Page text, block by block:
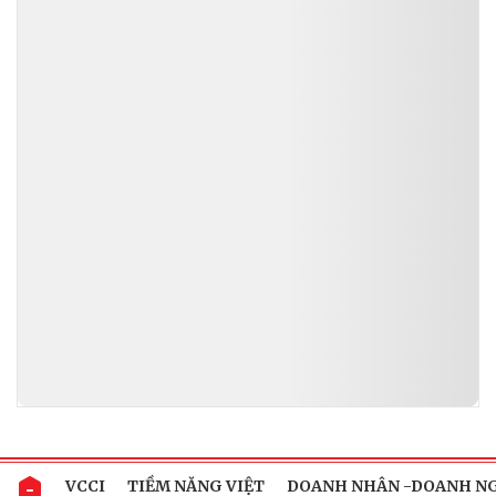
VCCI TIỀM NĂNG VIỆT DOANH NHÂN -DOANH